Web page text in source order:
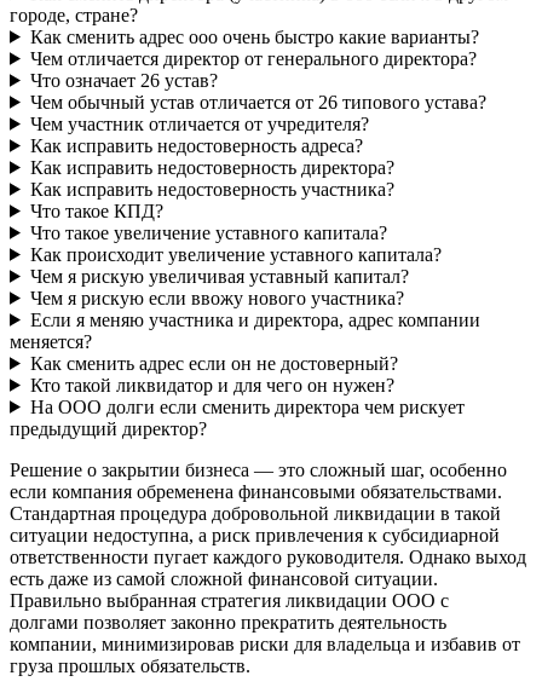
городе, стране?
Как сменить адрес ооо очень быстро какие варианты?
Чем отличается директор от генерального директора?
Что означает 26 устав?
Чем обычный устав отличается от 26 типового устава?
Чем участник отличается от учредителя?
Как исправить недостоверность адреса?
Как исправить недостоверность директора?
Как исправить недостоверность участника?
Что такое КПД?
Что такое увеличение уставного капитала?
Как происходит увеличение уставного капитала?
Чем я рискую увеличивая уставный капитал?
Чем я рискую если ввожу нового участника?
Если я меняю участника и директора, адрес компании
меняется?
Как сменить адрес если он не достоверный?
Кто такой ликвидатор и для чего он нужен?
На ООО долги если сменить директора чем рискует
предыдущий директор?
Решение о закрытии бизнеса — это сложный шаг, особенно
если компания обременена финансовыми обязательствами.
Стандартная процедура добровольной ликвидации в такой
ситуации недоступна, а риск привлечения к субсидиарной
ответственности пугает каждого руководителя. Однако выход
есть даже из самой сложной финансовой ситуации.
Правильно выбранная стратегия ликвидации ООО с
долгами позволяет законно прекратить деятельность
компании, минимизировав риски для владельца и избавив от
груза прошлых обязательств.